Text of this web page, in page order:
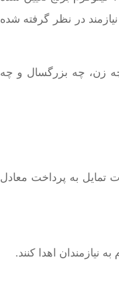
در نظر گرفته شده
زن، چه بزرگسال و چه
۹۰۰ درهم) بپردازند. در صورت تمایل به پرداخت معادل